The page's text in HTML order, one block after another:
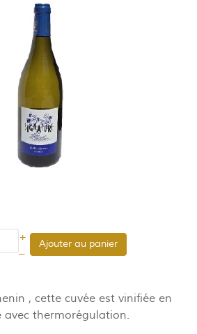
+
–
Ajouter au panier
, cette cuvée est vinifiée en
thermorégulation.